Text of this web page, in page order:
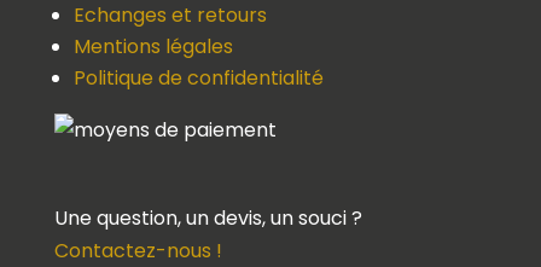
Echanges et retours
Mentions légales
Politique de confidentialité
Une question, un devis, un souci ?
Contactez-nous !